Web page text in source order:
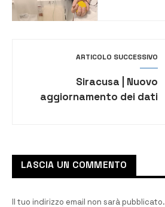
ARTICOLO SUCCESSIVO
Siracusa | Nuovo
aggiornamento dei dati
LASCIA UN COMMENTO
Il tuo indirizzo email non sarà pubblicato.